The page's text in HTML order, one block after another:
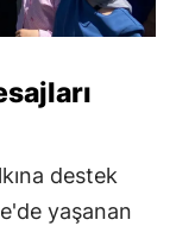
destek
yaşanan